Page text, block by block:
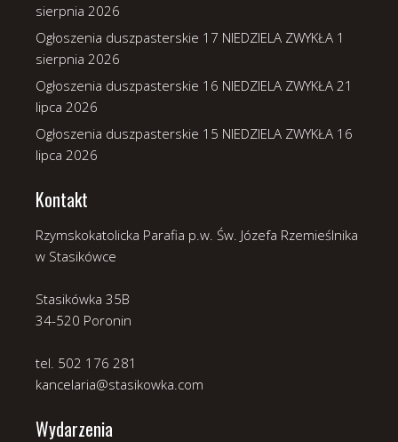
sierpnia 2026
Ogłoszenia duszpasterskie 17 NIEDZIELA ZWYKŁA 1
sierpnia 2026
Ogłoszenia duszpasterskie 16 NIEDZIELA ZWYKŁA 21
lipca 2026
Ogłoszenia duszpasterskie 15 NIEDZIELA ZWYKŁA 16
lipca 2026
Kontakt
Rzymskokatolicka Parafia p.w. Św. Józefa Rzemieślnika
w Stasikówce
Stasikówka 35B
34-520 Poronin
tel. 502 176 281
kancelaria@stasikowka.com
Wydarzenia